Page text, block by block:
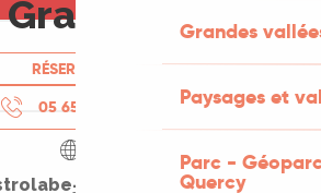
Grandes
Paysages et
Parc -
Quercy
Gratuit
RÉSERVER
05 65 34 24
grand-figeac.fr